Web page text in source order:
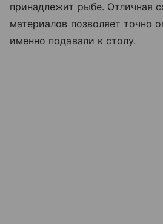
принадлежит рыбе. Отличная
материалов позволяет точно
именно подавали к столу.